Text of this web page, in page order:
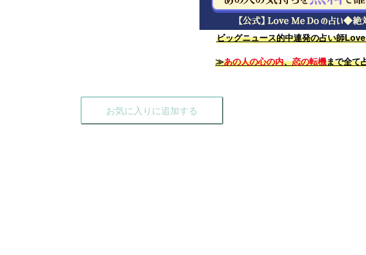
ビッグニュース的中連発の占い師
≫あの人の心の内、恋の転機まで全て
お気に入りに追加する